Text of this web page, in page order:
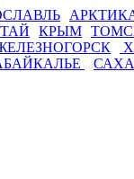
КРЫМ
САХА